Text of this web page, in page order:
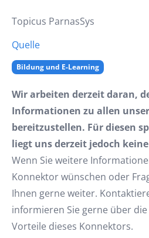
Topicus ParnasSys
Quelle
Bildung und E-Learning
Wir arbeiten derzeit daran,
Informationen zu allen
bereitzustellen. Für diesen
liegt uns derzeit jedoch
Wenn Sie weitere
Konnektor wünschen oder
Ihnen gerne weiter.
informieren Sie gerne über
Vorteile dieses Konnektors.